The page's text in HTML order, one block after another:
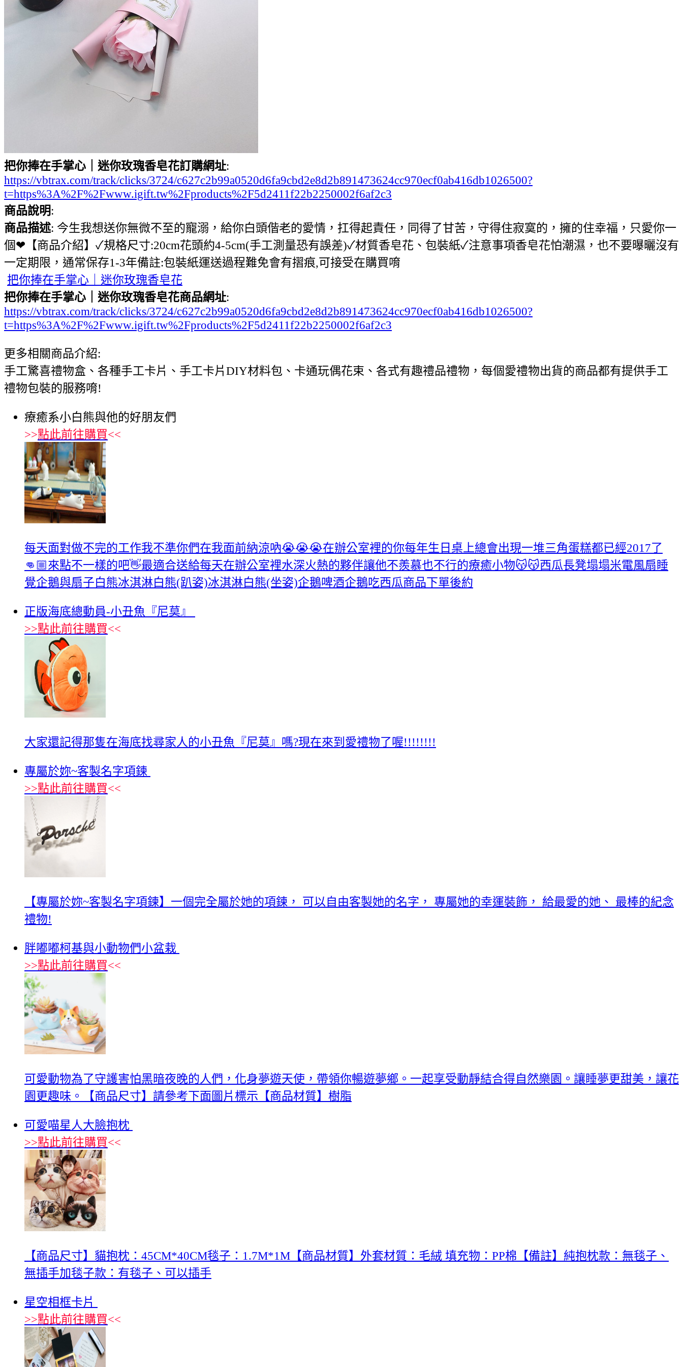
把你捧在手掌心｜迷你玫瑰香皂花訂購網址:
https://vbtrax.com/track/clicks/3724/c627c2b99a0520d6fa9cbd2e8d2b891473624cc970ecf0ab416db1026500?
t=https%3A%2F%2Fwww.igift.tw%2Fproducts%2F5d2411f22b2250002f6af2c3
商品說明:
商品描述: 今生我想送你無微不至的寵溺，給你白頭偕老的愛情，扛得起責任，同得了甘苦，守得住寂寞的，擁的住幸福，只愛你一
個❤【商品介紹】✓規格尺寸:20cm花頭約4-5cm(手工測量恐有誤差)✓材質香皂花、包裝紙✓注意事項香皂花怕潮濕，也不要曝曬沒有
一定期限，通常保存1-3年備註:包裝紙運送過程難免會有摺痕,可接受在購買唷
把你捧在手掌心｜迷你玫瑰香皂花
把你捧在手掌心｜迷你玫瑰香皂花商品網址:
https://vbtrax.com/track/clicks/3724/c627c2b99a0520d6fa9cbd2e8d2b891473624cc970ecf0ab416db1026500?
t=https%3A%2F%2Fwww.igift.tw%2Fproducts%2F5d2411f22b2250002f6af2c3
更多相關商品介紹:
手工驚喜禮物盒、各種手工卡片、手工卡片DIY材料包、卡通玩偶花束、各式有趣禮品禮物，每個愛禮物出貨的商品都有提供手工
禮物包裝的服務唷!
療癒系小白熊與他的好朋友們
>>點此前往購買<<
每天面對做不完的工作我不準你們在我面前納涼吶😭😭😭在辦公室裡的你每年生日桌上總會出現一堆三角蛋糕都已經2017了
👊🏼來點不一樣的吧👋最適合送給每天在辦公室裡水深火熱的夥伴讓他不羨慕也不行的療癒小物😽😽西瓜長凳塌塌米電風扇睡
覺企鵝與扇子白熊冰淇淋白熊(趴姿)冰淇淋白熊(坐姿)企鵝啤酒企鵝吃西瓜商品下單後約
正版海底總動員-小丑魚『尼莫』
>>點此前往購買<<
大家還記得那隻在海底找尋家人的小丑魚『尼莫』嗎?現在來到愛禮物了喔!!!!!!!!
專屬於妳~客製名字項鍊
>>點此前往購買<<
【專屬於妳~客製名字項鍊】一個完全屬於她的項鍊， 可以自由客製她的名字， 專屬她的幸運裝飾， 給最愛的她、 最棒的紀念
禮物!
胖嘟嘟柯基與小動物們小盆栽
>>點此前往購買<<
可愛動物為了守護害怕黑暗夜晚的人們，化身夢遊天使，帶領你暢遊夢鄉。一起享受動靜結合得自然樂園。讓睡夢更甜美，讓花
園更趣味。【商品尺寸】請參考下面圖片標示【商品材質】樹脂
可愛喵星人大臉抱枕
>>點此前往購買<<
【商品尺寸】貓抱枕：45CM*40CM毯子：1.7M*1M【商品材質】外套材質：毛絨 填充物：PP棉【備註】純抱枕款：無毯子、
無插手加毯子款：有毯子、可以插手
星空相框卡片
>>點此前往購買<<